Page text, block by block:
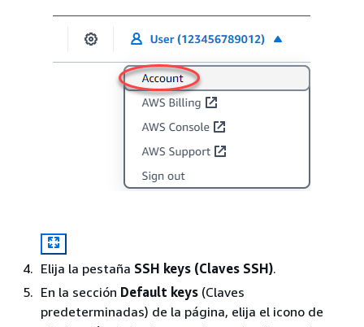
Elija la pestaña SSH keys (Claves SSH).
En la sección Default keys (Claves
predeterminadas) de la página, elija el icono de